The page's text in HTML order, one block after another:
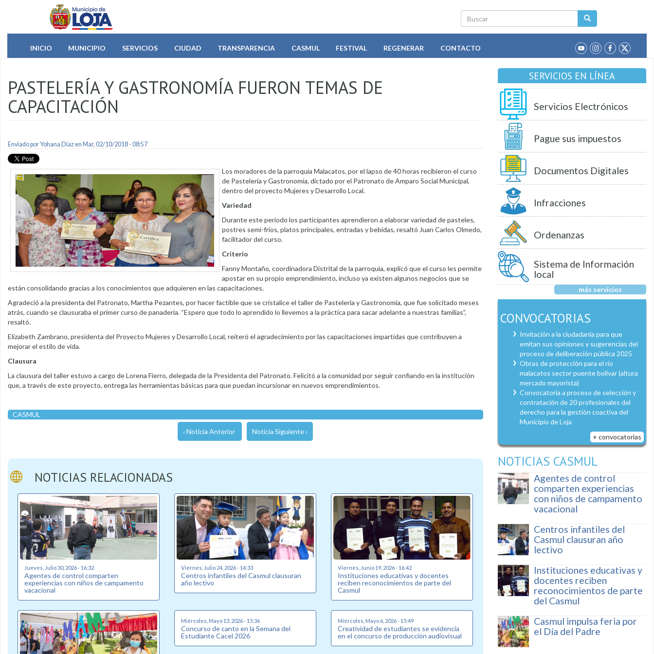
Pasar al contenido principal
Buscar
INICIO
MUNICIPIO SERVICIOS CIUDAD TRANSPARENCIA CASMUL FESTIVAL REGENERAR CONTACTO
PASTELERÍA Y GASTRONOMÍA FUERON TEMAS DE
CAPACITACIÓN
Enviado porYohana Diazen Mar, 02/10/2018 - 08:57
Los moradores de la parroquia Malacatos, por el lapso de 40 horas recibieron el curso
de Pastelería y Gastronomía, dictado por el Patronato de Amparo Social Municipal,
dentro del proyecto Mujeres y Desarrollo Local.
Variedad
Durante este periodo los participantes aprendieron a elaborar variedad de pasteles,
postres semi-fríos, platos principales, entradas y bebidas, resaltó Juan Carlos Olmedo,
facilitador del curso.
Criterio
Fanny Montaño, coordinadora Distrital de la parroquia, explicó que el curso les permite
apostar en su propio emprendimiento, incluso ya existen algunos negocios que se
están consolidando gracias a los conocimientos que adquieren en las capacitaciones.
Agradeció a la presidenta del Patronato, Martha Pezantes, por hacer factible que se cristalice el taller de Pastelería y Gastronomía, que fue solicitado meses
atrás, cuando se clausuraba el primer curso de panadería. “Espero que todo lo aprendido lo llevemos a la práctica para sacar adelante a nuestras familias”,
resaltó.
Elizabeth Zambrano, presidenta del Proyecto Mujeres y Desarrollo Local, reiteró el agradecimiento por las capacitaciones impartidas que contribuyen a
mejorar el estilo de vida.
Clausura
La clausura del taller estuvo a cargo de Lorena Fierro, delegada de la Presidenta del Patronato. Felicitó a la comunidad por seguir confiando en la institución
que, a través de este proyecto, entrega las herramientas básicas para que puedan incursionar en nuevos emprendimientos.
CASMUL
‹ Noticia Anterior Noticia Siguiente ›
NOTICIAS RELACIONADAS
Jueves, Julio 30, 2026 - 16:32
Agentes de control comparten
experiencias con niños de campamento
vacacional
Viernes, Julio 24, 2026 - 14:33
Centros infantiles del Casmul clausuran
año lectivo
Viernes, Junio 19, 2026 - 16:42
Instituciones educativas y docentes
reciben reconocimientos de parte del
Casmul
Miércoles, Mayo 13, 2026 - 15:36
Concurso de canto en la Semana del
Estudiante Cacel 2026
Miércoles, Mayo 6, 2026 - 15:49
Creatividad de estudiantes se evidencia
en el concurso de producción audiovisual
SERVICIOS EN LÍNEA
Servicios Electrónicos
Pague sus impuestos
Documentos Digitales
Infracciones
Ordenanzas
Sistema de Información
local
más servicios
CONVOCATORIAS
Invitación a la ciudadanía para que
emitan sus opiniones y sugerencias del
proceso de deliberación pública 2025
Obras de protección para el río
malacatos sector puente bolívar (altura
mercado mayorista)
Convocatoria a proceso de selección y
contratación de 20 profesionales del
derecho para la gestión coactiva del
Municipio de Loja
+ convocatorias
NOTICIAS CASMUL
Agentes de control
comparten experiencias
con niños de campamento
vacacional
Centros infantiles del
Casmul clausuran año
lectivo
Instituciones educativas y
docentes reciben
reconocimientos de parte
del Casmul
Casmul impulsa feria por
el Día del Padre